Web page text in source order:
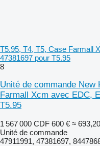
T5.95, T4, T5, Case Farmall
47381697 pour T5.95
8
Unité de commande New
Farmall Xcm avec EDC,
T5.95
1 567 000 CDF 600 € ≈
Unité de commande
47911991, 47381697,